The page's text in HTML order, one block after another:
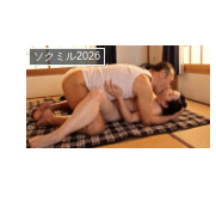
ソクミル2026